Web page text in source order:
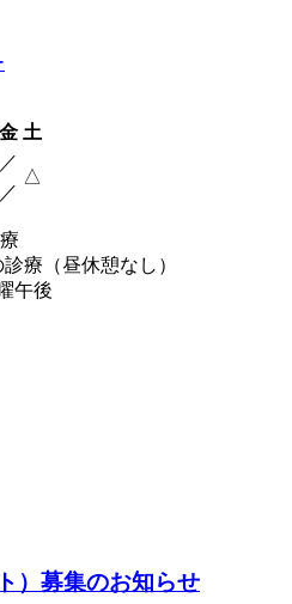
金 土
／
△
／
療（昼休憩なし）
午後
）募集のお知らせ